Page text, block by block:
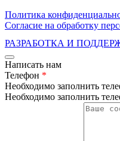
Политика
Согласие на обработку
РАЗРАБОТКА И
Написать нам
Телефон *
Необходимо заполнить
Необходимо заполнить